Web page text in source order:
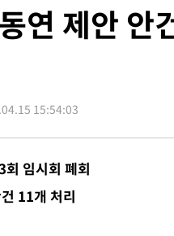
전복…1명 사망·1명 실종
최고 35도' 무더위, 열대야 계속[
논란 사과…쇄신의 기회로 삼겠다"
안 최대 150㎜ 비
0.6% 나스닥 1.3%↑
해안 시간당 30㎜ '강한 비'[내일날
하는 마음 느꼈고, 많은 트로피 원해
해안 일부 지역엔 호의주의보
연 제안
15:54:03
임시회 폐회
11개 처리